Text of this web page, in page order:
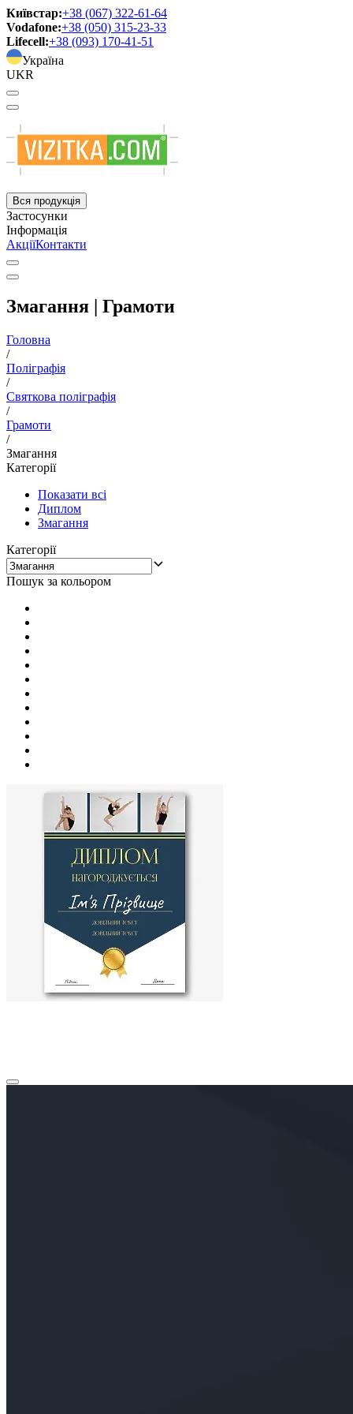
Київстар:+38 (067) 322-61-64
Vodafone:+38 (050) 315-23-33
Lifecell:+38 (093) 170-41-51
Україна
UKR
Вся продукція
Застосунки
Інформація
АкціїКонтакти
Змагання | Грамоти
Головна
/
Поліграфія
/
Святкова поліграфія
/
Грамоти
/
Змагання
Категорії
Показати всі
Диплом
Змагання
Категорії
Пошук за кольором